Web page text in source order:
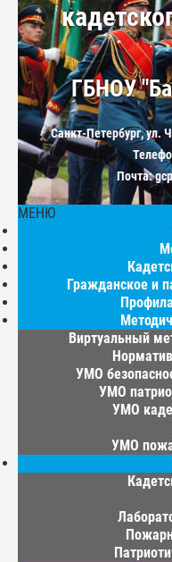
ГБНОУ
Санкт-Петербург, ул.
Почта:
МЕНЮ
Гражданское и
Виртуальный
УМО
УМО
УМО
УМО